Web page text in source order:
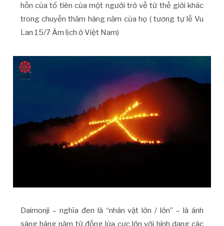
hồn của tổ tiên của một người trở về từ thế giới khác
trong chuyến thăm hàng năm của họ ( tương tự lễ Vu
Lan 15/7 Âm lịch ở Việt Nam)
Daimonji – nghĩa đen là “nhân vật lớn / lớn” – là ánh
sáng hàng năm từ đống lửa cực lớn với hình dạng các